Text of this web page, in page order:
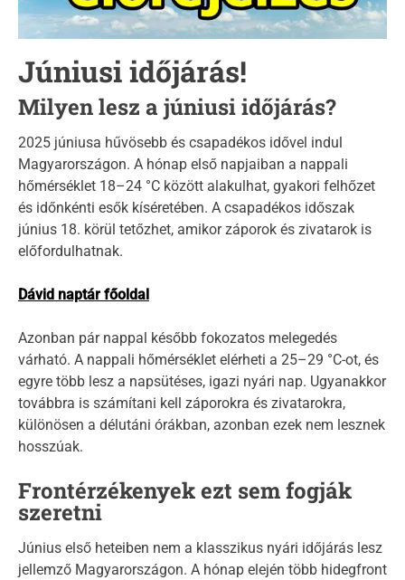
d
i
m
e
Júniusi időjárás!
Milyen lesz a júniusi időjárás?
2025 júniusa hűvösebb és csapadékos idővel indul
Magyarországon. A hónap első napjaiban a nappali
hőmérséklet 18–24 °C között alakulhat, gyakori felhőzet
és időnkénti esők kíséretében. A csapadékos időszak
június 18. körül tetőzhet, amikor záporok és zivatarok is
előfordulhatnak.
Dávid naptár főoldal
Azonban pár nappal később fokozatos melegedés
várható. A nappali hőmérséklet elérheti a 25–29 °C-ot, és
egyre több lesz a napsütéses, igazi nyári nap. Ugyanakkor
továbbra is számítani kell záporokra és zivatarokra,
különösen a délutáni órákban, azonban ezek nem lesznek
hosszúak.
Frontérzékenyek ezt sem fogják
szeretni
Június első heteiben nem a klasszikus nyári időjárás lesz
jellemző Magyarországon. A hónap elején több hidegfront